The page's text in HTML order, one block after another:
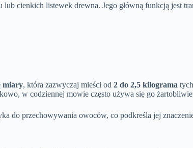
cienkich listewek drewna. Jego główną funkcją jest
miary, która zazwyczaj mieści od 2 do 2,5 kilograma
w codziennej mowie często używa się go
do przechowywania owoców, co podkreśla jej